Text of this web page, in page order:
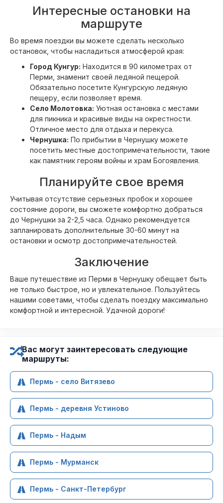
Интересные остановки на
маршруте
Во время поездки вы можете сделать несколько
остановок, чтобы насладиться атмосферой края:
Город Кунгур: Находится в 90 километрах от
Перми, знаменит своей ледяной пещерой.
Обязательно посетите Кунгурскую ледяную
пещеру, если позволяет время.
Село Молотовка: Уютная остановка с местами
для пикника и красивые виды на окрестности.
Отличное место для отдыха и перекуса.
Чернушка: По прибытии в Чернушку можете
посетить местные достопримечательности, такие
как памятник героям войны и храм Богоявления.
Планируйте свое время
Учитывая отсутствие серьезных пробок и хорошее
состояние дороги, вы сможете комфортно добраться
до Чернушки за 2-2,5 часа. Однако рекомендуется
запланировать дополнительные 30-60 минут на
остановки и осмотр достопримечательностей.
Заключение
Ваше путешествие из Перми в Чернушку обещает быть
не только быстрое, но и увлекательное. Пользуйтесь
нашими советами, чтобы сделать поездку максимально
комфортной и интересной. Удачной дороги!
Вас могут заинтересовать следующие
маршруты:
Пермь - село Витязево
Пермь - деревня Устиново
Пермь - Надым
Пермь - Мурманск
Пермь - Санкт-Петербург